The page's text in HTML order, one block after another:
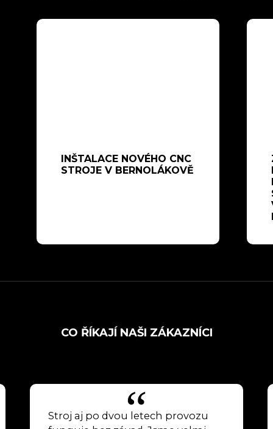
INŠTALACE NOVÉHO CNC
STROJE V BERNOLÁKOVĚ
CO ŘÍKAJÍ NAŠI ZÁKAZNÍCI
provozu
Odborníci z Colabu